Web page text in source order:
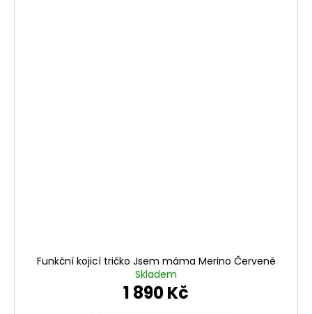
Funkční kojicí tričko Jsem máma Merino Červené
Skladem
1 890 Kč